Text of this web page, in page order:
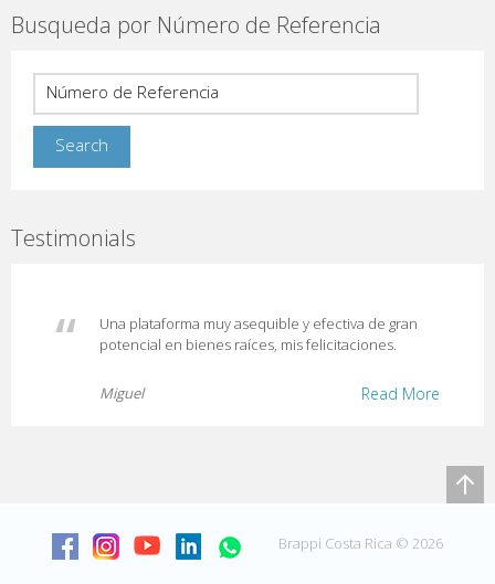
Busqueda por Número de Referencia
Testimonials
Una plataforma muy asequible y efectiva de gran
potencial en bienes raíces, mis felicitaciones.
Read More
Miguel
Brappi Costa Rica © 2026